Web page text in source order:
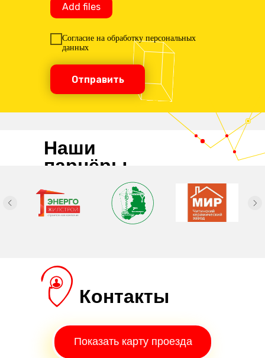
Add files
Согласие на обработку персональных
данных
Отправить
Наши
парнёры
Контакты
Показать карту проезда